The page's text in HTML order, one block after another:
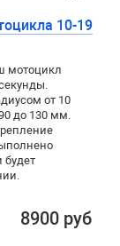
10-19
мотоцикл
от 10
до 130 мм.
будет
8900 руб